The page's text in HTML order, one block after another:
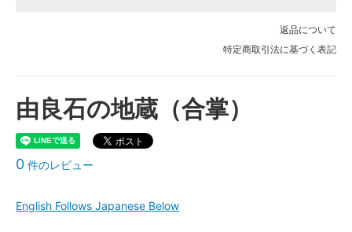
返品について
特定商取引法に基づく表記
由良石の地蔵（合掌）
0 件のレビュー
English Follows Japanese Below